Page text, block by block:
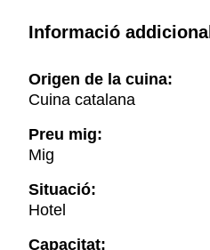
Informació addicional
Origen de la cuina:
Cuina catalana
Preu mig:
Mig
Situació:
Hotel
Capacitat: